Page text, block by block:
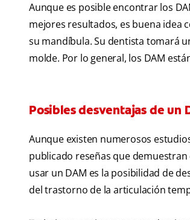
Aunque es posible encontrar los
mejores resultados, es buena idea
su mandíbula. Su dentista tomará
molde. Por lo general, los DAM
Posibles desventajas de un
Aunque existen numerosos
publicado reseñas que
usar un DAM es la posibilidad de
del trastorno de la articulación